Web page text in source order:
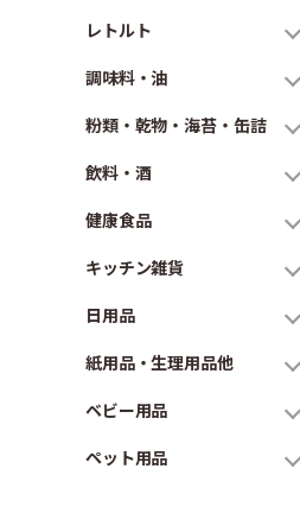
レトルト
調味料・油
粉類・乾物・海苔・缶詰
飲料・酒
健康食品
キッチン雑貨
日用品
紙用品・生理用品他
ベビー用品
ペット用品